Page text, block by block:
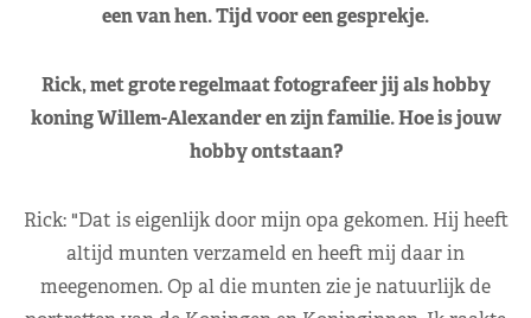
een van hen. Tijd voor een gesprekje.
Rick, met grote regelmaat fotografeer jij als hobby
koning Willem-Alexander en zijn familie. Hoe is jouw
hobby ontstaan?
Rick: "Dat is eigenlijk door mijn opa gekomen. Hij heeft
altijd munten verzameld en heeft mij daar in
meegenomen. Op al die munten zie je natuurlijk de